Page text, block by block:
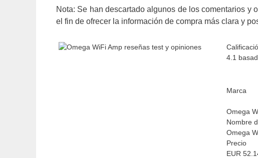
Nota: Se han descartado algunos de los comentarios y
el fin de ofrecer la información de compra más clara y
4.1
Marca
Omega
Nombre
Omega
Precio
EUR